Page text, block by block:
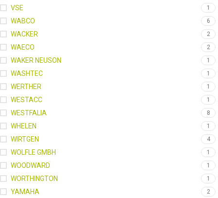
VSE 1
WABCO 6
WACKER 2
WAECO 2
WAKER NEUSON 1
WASHTEC 1
WERTHER 1
WESTACC 1
WESTFALIA 8
WHELEN 1
WIRTGEN 4
WOLFLE GMBH 1
WOODWARD 1
WORTHINGTON 1
YAMAHA 2